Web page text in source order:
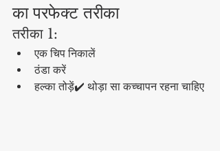
का परफेक्ट तरीका
तरीका 1:
एक चिप निकालें
ठंडा करें
हल्का तोड़ें✔️ थोड़ा सा कच्चापन रहना चाहिए